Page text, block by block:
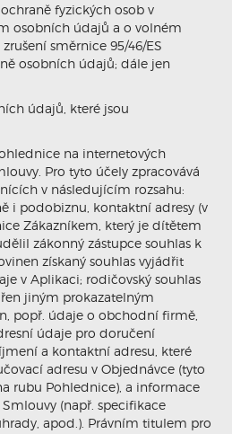
fyzických osob v
osobních údajů a o volném
směrnice 95/46/ES
osobních údajů; dále jen
údajů, které jsou
na internetových
Pro tyto účely zpracovává
v následujícím rozsahu:
i podobiznu, kontaktní adresy (v
Zákazníkem, který je dítětem
zákonný zástupce souhlas k
získaný souhlas vyjádřit
v Aplikaci; rodičovský souhlas
jiným prokazatelným
popř. údaje o obchodní firmě,
údaje pro doručení
a kontaktní adresu, které
adresu v Objednávce (tyto
rubu Pohlednice), a informace
(např. specifikace
apod.). Právním titulem pro